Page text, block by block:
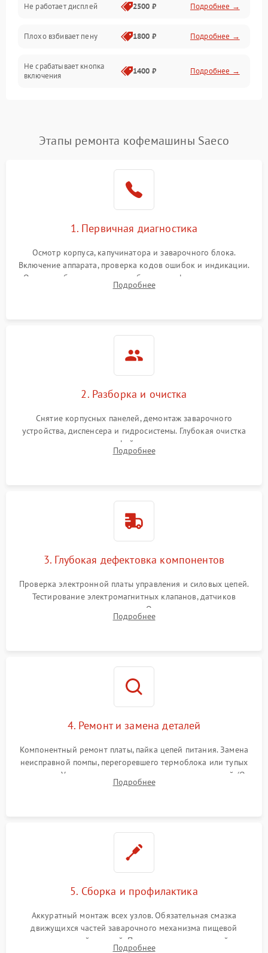
Не работает дисплей 2500 ₽ Подробнее →
Плохо взбивает пену 1800 ₽ Подробнее →
Не срабатывает кнопка
включения
1400 ₽ Подробнее →
Постоянные сбои в работе 1500 ₽ Подробнее →
Этапы ремонта кофемашины Saeco
1. Первичная диагностика
Осмотр корпуса, капучинатора и заварочного блока.
Включение аппарата, проверка кодов ошибок и индикации.
Оценка работы помпы, термоблока и кофемолки на слух.
Измерение температуры и давления воды для выявления
Подробнее
2. Разборка и очистка
Снятие корпусных панелей, демонтаж заварочного
устройства, диспенсера и гидросистемы. Глубокая очистка
внутренних узлов от кофейных масел, жмыха и накипи.
Промывка дренажных каналов и фильтров с использованием
Подробнее
3. Глубокая дефектовка компонентов
Проверка электронной платы управления и силовых цепей.
Тестирование электромагнитных клапанов, датчиков
температуры и расходомера. Оценка степени износа
жерновов кофемолки, уплотнительных колец гидросистемы
Подробнее
4. Ремонт и замена деталей
Компонентный ремонт платы, пайка цепей питания. Замена
неисправной помпы, перегоревшего термоблока или тупых
жерновов. Установка новых силиконовых уплотнителей (O-
ring) и тефлоновых трубок для надежного устранения
Подробнее
5. Сборка и профилактика
Аккуратный монтаж всех узлов. Обязательная смазка
движущихся частей заварочного механизма пищевой
силиконовой смазкой. Проведение программной
Подробнее